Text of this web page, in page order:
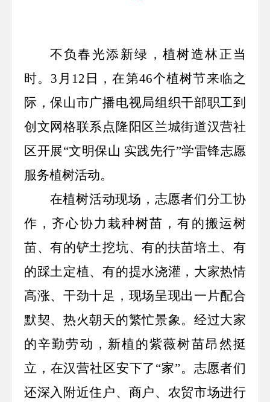
不负春光添新绿，植树造林正当
时。3月12日，在第46个植树节来临之
际，保山市广播电视局组织干部职工到
创文网格联系点隆阳区兰城街道汉营社
区开展“文明保山 实践先行”学雷锋志愿
服务植树活动。
在植树活动现场， 志愿者们分工协
作，齐心协力栽种树苗，有的搬运树
苗、有的铲土挖坑、有的扶苗培土、有
的踩土定植、有的提水浇灌，大家热情
高涨、干劲十足，现场呈现出一片配合
默契、热火朝天的繁忙景象。经过大家
的辛勤劳动，新植的紫薇树苗昂然挺
立，在汉营社区安下了“家”。志愿者们
还深入附近住户、商户、农贸市场进行